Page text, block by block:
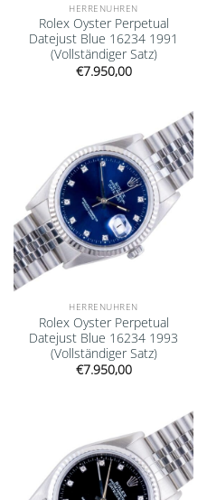
HERRENUHREN
Rolex Oyster Perpetual
Datejust Blue 16234 1991
(Vollständiger Satz)
€7.950,00
Add to
wishlist
HERRENUHREN
Rolex Oyster Perpetual
Datejust Blue 16234 1993
(Vollständiger Satz)
€7.950,00
Add to
wishlist